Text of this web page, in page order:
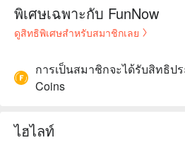
พิเศษเฉพาะกับ FunNow
ดูสิทธิพิเศษสำหรับสมาชิกเลย
การเป็นสมาชิกจะได้รับสิทธิป
Coins
ไฮไลท์